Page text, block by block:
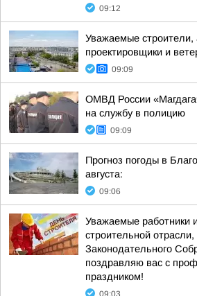
09:12
Уважаемые строители,
проектировщики и
09:09
ОМВД России
на службу в полицию
09:09
Прогноз погоды в
августа:
09:06
Уважаемые работники
строительной
Законодательного
поздравляю вас с
праздником!
09:03